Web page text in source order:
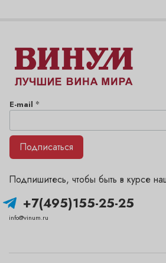
+7(495)155-25-25
info@vinum.ru
Подпишитесь, чтобы быть в курсе
E-mail *
Подписаться